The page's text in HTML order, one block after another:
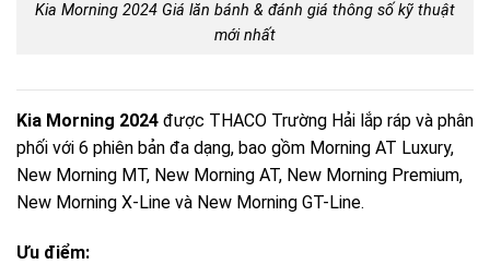
Kia Morning 2024 Giá lăn bánh & đánh giá thông số kỹ thuật
mới nhất
Kia Morning 2024 được THACO Trường Hải lắp ráp và phân
phối với 6 phiên bản đa dạng, bao gồm Morning AT Luxury,
New Morning MT, New Morning AT, New Morning Premium,
New Morning X-Line và New Morning GT-Line.
Ưu điểm: